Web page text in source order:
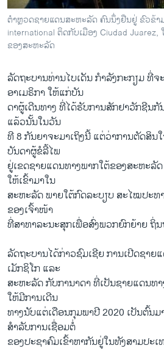
ວີດີໂອ
ສຽງ
ລາຍງານ
ພາສາຕ່າງໆ
ຕຳຫຼວດຊາຍແດນສະຫະລັດ ຄົນນຶ່ງຢືນຢູ່ ຂົວຂ້າ
international ຕິດກັບເມືອງ Ciudad Juarez,
ຂອງສະຫະລັດ
ລັດຖະບານທ່ານໄບເດັນ ກຳລັງກະກຽມ ທີ່
ອາເມຣິກາ ໃຫ້ແກ່ບັນ
ດາຜູ້ເດີນທາງ ທີ່ໄດ້ຮັບການສັກຢາວັກຊີນ
ແລ້ວນັ້ນໃນວັນ
ທີ 8 ກັນຍາຈະມາເຖິງນີ້ ແຕ່ວ່າການຕັດສິ
ບັນດາຜູ້ຂໍລີ້ໄພ
ຢູ່ເຂດຊາຍແດນທາງພາກໃຕ້ຂອງສະຫະລັ
ໃຫ້ເຂົ້າມາໃນ
ສະຫະລັດ ພາຍໃຕ້ກົດລະບຽບ ສະໄໝປະທ
ຂອງເຈົ້າໜ້າ
ທີ່ສາທາລະນະສຸກເພື່ອສົ່ງພວກຍົກຍ້າຍ ຖິ່
ລັດຖະບານໄດ້ກ່າວຊົມເຊີຍ ການເປີດຊາ
ເມັກຊິໂກ ແລະ
ສະຫະລັດ ກັບການາດາ ທີ່ເປັນຊາຍແດນທ
ໃຫ້ມີການເດີນ
ທາງນັບແຕ່ເດືອນກຸມພາປີ 2020 ເປັນຕົ້ນມ
ສຳລັບການເຊື່ອມຕໍ່
ຂອງປະຊາຄົມເຂົ້າຫາກັນຢູ່ໃນທັງສາມປະເ